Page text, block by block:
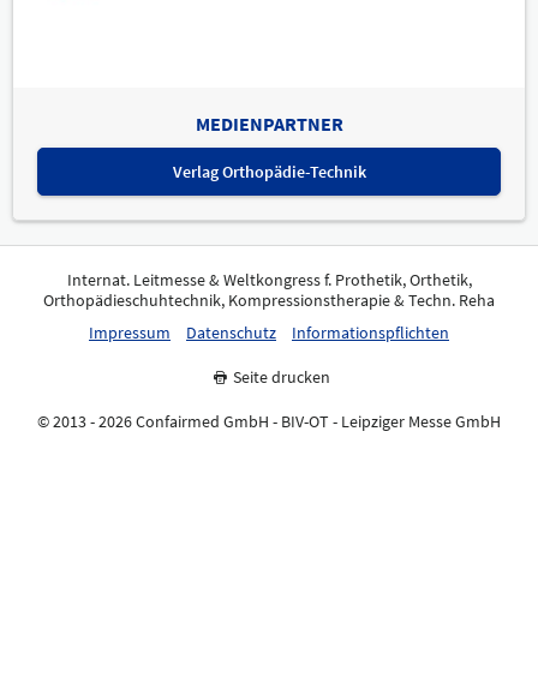
MEDIENPARTNER
Verlag Orthopädie-Technik
Internat. Leitmesse & Weltkongress f. Prothetik, Orthetik,
Orthopädieschuhtechnik, Kompressionstherapie & Techn. Reha
Impressum
Datenschutz Informationspflichten
Seite drucken
© 2013 - 2026 Confairmed GmbH - BIV-OT - Leipziger Messe GmbH